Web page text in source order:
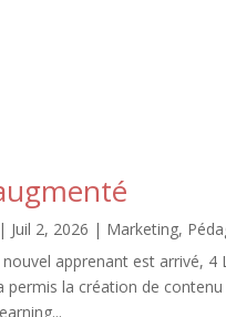
| Juil 2, 2026 | Marketing,
nouvel apprenant est arrivé,
permis la création de